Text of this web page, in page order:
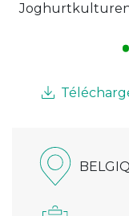
Joghurtkulturen